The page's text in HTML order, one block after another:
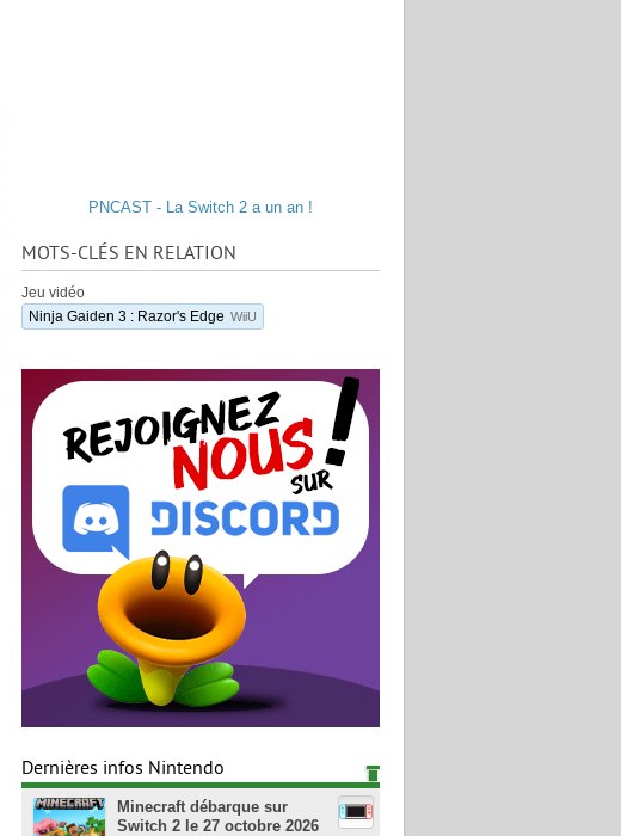
PNCAST - La Switch 2 a un an !
MOTS-CLÉS EN RELATION
Jeu vidéo
Ninja Gaiden 3 : Razor's Edge WiiU
Dernières infos Nintendo
Minecraft débarque sur
Switch 2 le 27 octobre 2026